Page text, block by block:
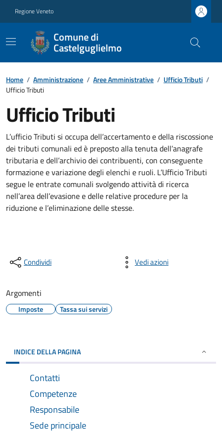
Regione Veneto
Comune di
Castelguglielmo
Home / Amministrazione / Aree Amministrative / Ufficio Tributi /
Ufficio Tributi
Ufficio Tributi
L’ufficio Tributi si occupa dell’accertamento e della riscossione
dei tributi comunali ed è preposto alla tenuta dell’anagrafe
tributaria e dell’archivio dei contribuenti, con conseguente
formazione e variazione degli elenchi e ruoli. L’Ufficio Tributi
segue le entrate comunali svolgendo attività di ricerca
nell’area dell’evasione e delle relative procedure per la
riduzione e l’eliminazione delle stesse.
Condividi Vedi azioni
Argomenti
Imposte Tassa sui servizi
INDICE DELLA PAGINA
Contatti
Competenze
Responsabile
Sede principale